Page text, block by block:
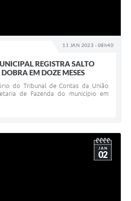
11 JAN 2023 - 08h40
REGISTRA SALTO
EM DOZE MESES
do Tribunal de Contas da União
de Fazenda do município em
JAN
02